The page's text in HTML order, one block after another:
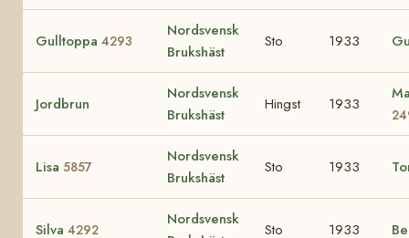
Gulltoppa 4293
Nordsvensk
Brukshäst
Sto 1933
Jordbrun
Nordsvensk
Brukshäst
Hingst 1933
Lisa 5857
Nordsvensk
Brukshäst
Sto 1933
Silva 4292
Nordsvensk
Sto 1933